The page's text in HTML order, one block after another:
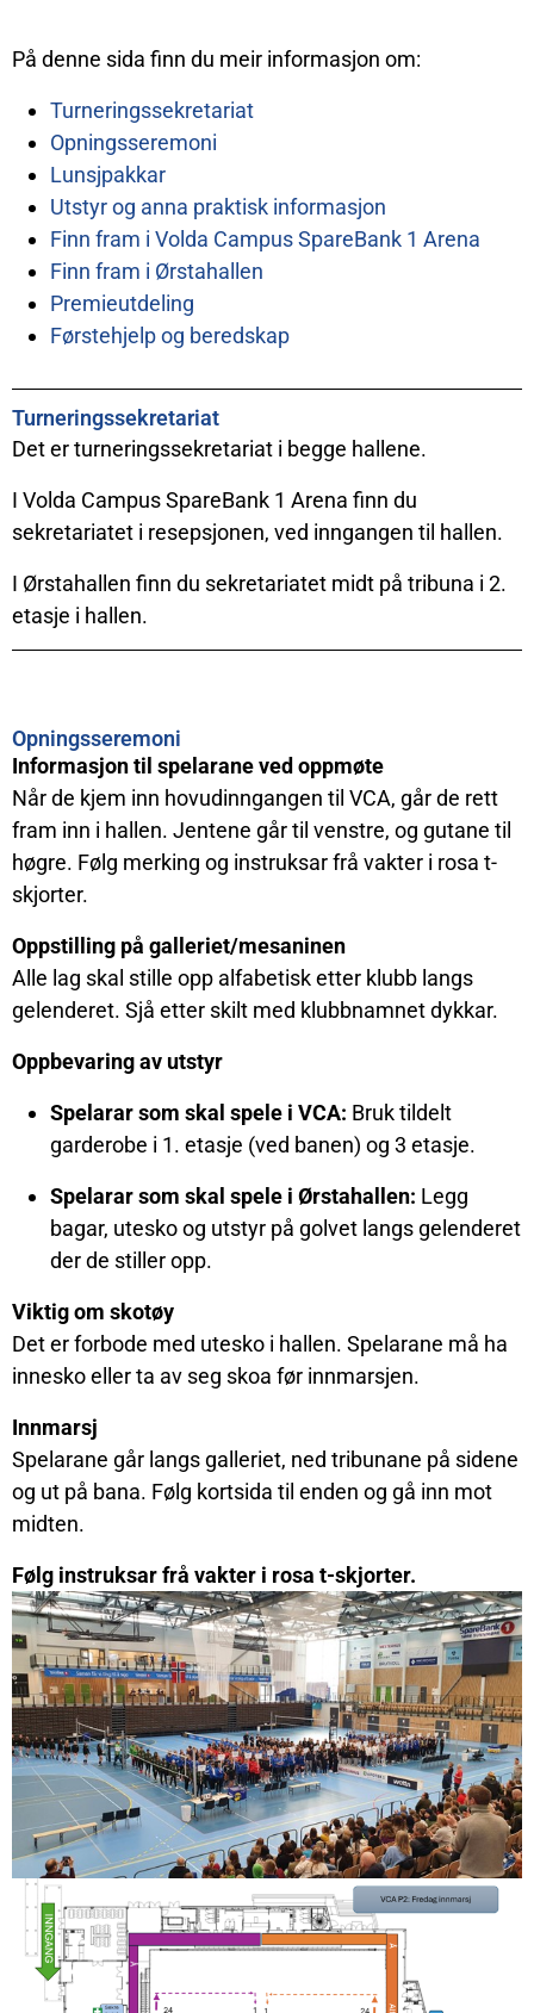
På denne sida finn du meir informasjon om:
Turneringssekretariat
Opningsseremoni
Lunsjpakkar
Utstyr og anna praktisk informasjon
Finn fram i Volda Campus SpareBank 1 Arena
Finn fram i Ørstahallen
Premieutdeling
Førstehjelp og beredskap
Turneringssekretariat
Det er turneringssekretariat i begge hallene.
I Volda Campus SpareBank 1 Arena finn du
sekretariatet i resepsjonen, ved inngangen til hallen.
I Ørstahallen finn du sekretariatet midt på tribuna i 2.
etasje i hallen.
Opningsseremoni
Informasjon til spelarane ved oppmøte
Når de kjem inn hovudinngangen til VCA, går de rett
fram inn i hallen. Jentene går til venstre, og gutane til
høgre. Følg merking og instruksar frå vakter i rosa t-
skjorter.
Oppstilling på galleriet/mesaninen
Alle lag skal stille opp alfabetisk etter klubb langs
gelenderet. Sjå etter skilt med klubbnamnet dykkar.
Oppbevaring av utstyr
Spelarar som skal spele i VCA: Bruk tildelt
garderobe i 1. etasje (ved banen) og 3 etasje.
Spelarar som skal spele i Ørstahallen: Legg
bagar, utesko og utstyr på golvet langs gelenderet
der de stiller opp.
Viktig om skotøy
Det er forbode med utesko i hallen. Spelarane må ha
innesko eller ta av seg skoa før innmarsjen.
Innmarsj
Spelarane går langs galleriet, ned tribunane på sidene
og ut på bana. Følg kortsida til enden og gå inn mot
midten.
Følg instruksar frå vakter i rosa t-skjorter.